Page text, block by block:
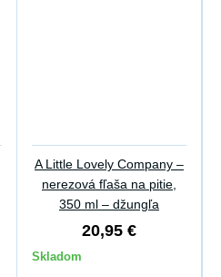
A Little Lovely Company –
nerezová fľaša na pitie,
350 ml – džungľa
20,95 €
Skladom